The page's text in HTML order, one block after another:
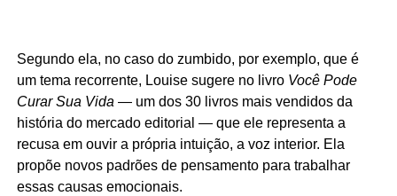
Segundo ela, no caso do zumbido, por exemplo, que é
um tema recorrente, Louise sugere no livro Você Pode
Curar Sua Vida — um dos 30 livros mais vendidos da
história do mercado editorial — que ele representa a
recusa em ouvir a própria intuição, a voz interior. Ela
propõe novos padrões de pensamento para trabalhar
essas causas emocionais.